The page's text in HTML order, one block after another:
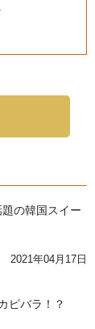
の韓国スイー
2021年04月17日
ピバラ！？